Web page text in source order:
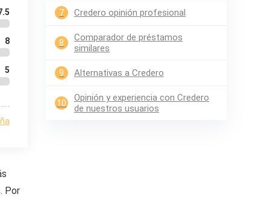
7 Credero opinión profesional
8
Comparador de préstamos
similares
9 Alternativas a Credero
10
Opinión y experiencia con Credero
de nuestros usuarios
8
5
Por